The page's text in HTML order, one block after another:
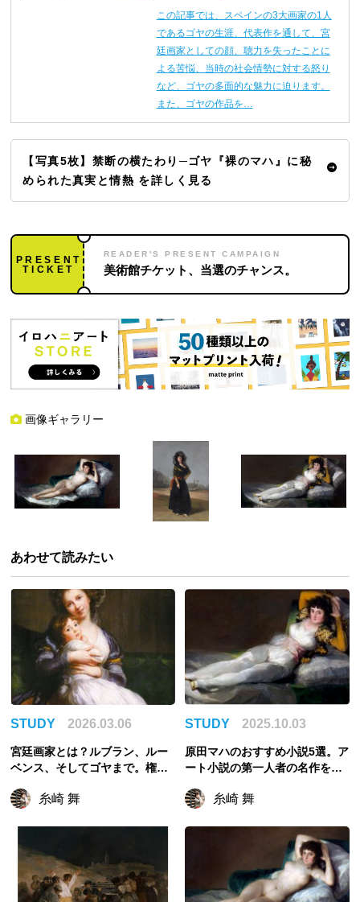
この記事では、スペインの3大画家の1人
であるゴヤの生涯、代表作を通して、宮
廷画家としての顔、聴力を失ったことに
よる苦悩、当時の社会情勢に対する怒り
など、ゴヤの多面的な魅力に迫ります。
また、ゴヤの作品を…
【写真5枚】禁断の横たわり─ゴヤ『裸のマハ』に秘
められた真実と情熱 を詳しく見る
PRESENT
TICKET
READER'S PRESENT CAMPAIGN
美術館チケット、当選のチャンス。
画像ギャラリー
あわせて読みたい
STUDY 2026.03.06
宮廷画家とは？ルブラン、ルー
ベンス、そしてゴヤまで。権力
糸崎 舞
STUDY 2025.10.03
原田マハのおすすめ小説5選。ア
ート小説の第一人者の名作を読
糸崎 舞